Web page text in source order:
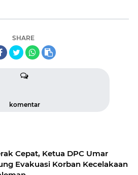
SHARE
komentar
Cepat, Ketua DPC Umar
Evakuasi Korban Kecelakaan